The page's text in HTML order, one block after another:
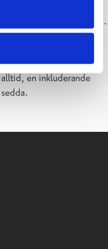
vill säga användandet
trivseln under skoldagen.
kring temat
en inkluderande